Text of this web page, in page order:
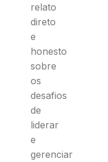
relato
direto
e
honesto
sobre
os
desafios
de
liderar
e
gerenciar